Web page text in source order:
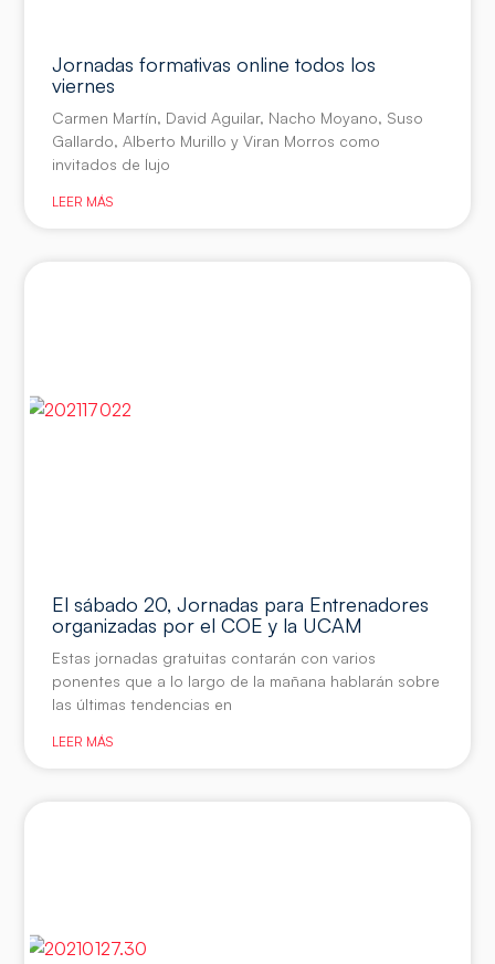
Jornadas formativas online todos los
viernes
Carmen Martín, David Aguilar, Nacho Moyano, Suso
Gallardo, Alberto Murillo y Viran Morros como
invitados de lujo
LEER MÁS
El sábado 20, Jornadas para Entrenadores
organizadas por el COE y la UCAM
Estas jornadas gratuitas contarán con varios
ponentes que a lo largo de la mañana hablarán sobre
las últimas tendencias en
LEER MÁS